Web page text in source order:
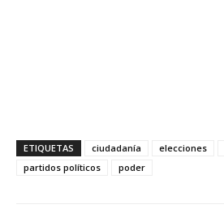
ETIQUETAS ciudadanía elecciones
partidos políticos
poder